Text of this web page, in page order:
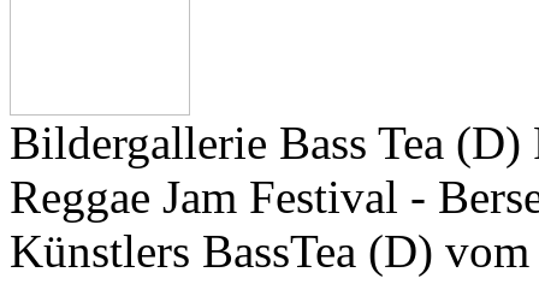
Bildergallerie Bass Tea
Reggae Jam Festival -
Künstlers BassTea (D)